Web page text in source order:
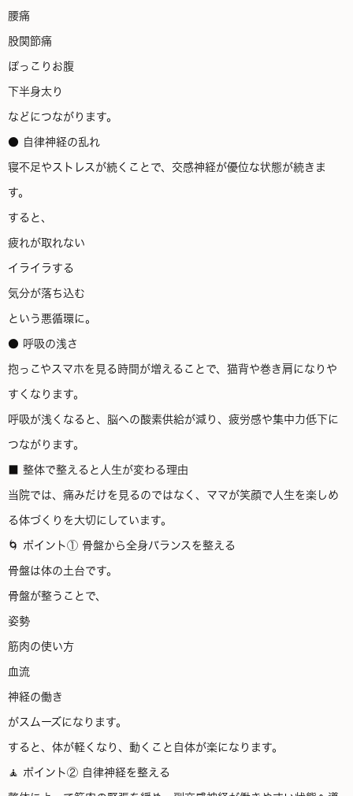
腰痛
股関節痛
ぽっこりお腹
下半身太り
などにつながります。
● 自律神経の乱れ
寝不足やストレスが続くことで、交感神経が優位な状態が続きま
す。
すると、
疲れが取れない
イライラする
気分が落ち込む
という悪循環に。
● 呼吸の浅さ
抱っこやスマホを見る時間が増えることで、猫背や巻き肩になりや
すくなります。
呼吸が浅くなると、脳への酸素供給が減り、疲労感や集中力低下に
つながります。
■ 整体で整えると人生が変わる理由
当院では、痛みだけを見るのではなく、ママが笑顔で人生を楽しめ
る体づくりを大切にしています。
🌀 ポイント① 骨盤から全身バランスを整える
骨盤は体の土台です。
骨盤が整うことで、
姿勢
筋肉の使い方
血流
神経の働き
がスムーズになります。
すると、体が軽くなり、動くこと自体が楽になります。
🧘 ポイント② 自律神経を整える